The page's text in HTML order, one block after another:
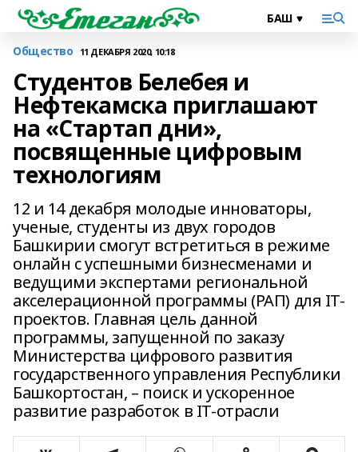
Общество 11 ДЕКАБРЯ 2020, 10:18
Студентов Белебея и
Нефтекамска приглашают
на «Стартап дни»,
посвященные цифровым
технологиям
12 и 14 декабря молодые инноваторы,
ученые, студенты из двух городов
Башкирии смогут встретиться в режиме
онлайн с успешными бизнесменами и
ведущими экспертами региональной
акселерационной программы (РАП) для IT-
проектов. Главная цель данной
программы, запущенной по заказу
Министерства цифрового развития
государственного управления Республики
Башкортостан, – поиск и ускоренное
развитие разработок в IT-отрасли